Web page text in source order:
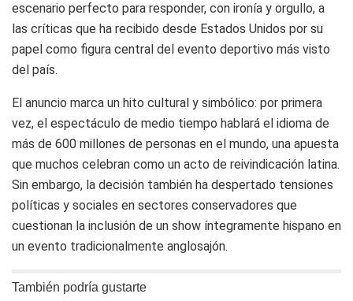
escenario perfecto para responder, con ironía y orgullo, a
las críticas que ha recibido desde Estados Unidos por su
papel como figura central del evento deportivo más visto
del país.
El anuncio marca un hito cultural y simbólico: por primera
vez, el espectáculo de medio tiempo hablará el idioma de
más de 600 millones de personas en el mundo, una apuesta
que muchos celebran como un acto de reivindicación latina.
Sin embargo, la decisión también ha despertado tensiones
políticas y sociales en sectores conservadores que
cuestionan la inclusión de un show íntegramente hispano en
un evento tradicionalmente anglosajón.
También podría gustarte